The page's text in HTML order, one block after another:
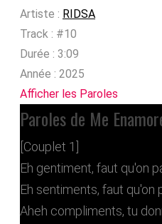
Artiste : RIDSA
Track : #10
Durée : 3:09
Année : 2025
Afficher les Paroles
Paroles de Me
[Couplet 1]
Eh gentiment, faut qu'on
Eh sentiments, faut qu'on
Aheh compliments, tu